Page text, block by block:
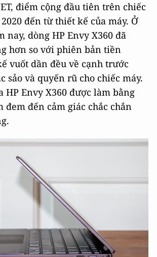
điểm cộng đầu tiên trên chiếc
đến từ thiết kế của máy. Ở
nay, dòng HP Envy X360 đã
hơn so với phiên bản tiền
vuốt dần đều về cạnh trước
sảo và quyến rũ cho chiếc máy.
HP Envy X360 được làm bằng
đem đến cảm giác chắc chắn